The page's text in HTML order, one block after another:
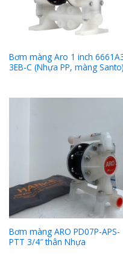
Bơm màng Aro 1 inch
3EB-C (Nhựa PP, màng Santo)
Bơm màng ARO PD07P-APS-
PTT 3/4″ thân Nhựa